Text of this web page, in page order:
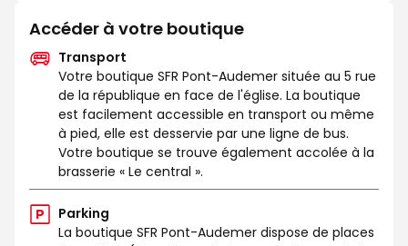
Accéder à votre boutique
Transport
Votre boutique SFR Pont-Audemer située au 5 rue
de la république en face de l'église. La boutique
est facilement accessible en transport ou même
à pied, elle est desservie par une ligne de bus.
Votre boutique se trouve également accolée à la
brasserie « Le central ».
Parking
La boutique SFR Pont-Audemer dispose de places